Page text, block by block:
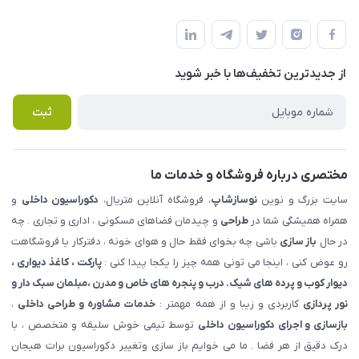
املاک مدنی - نوساز شاپ
لیست محصولات
درباره ما
قوانین و مقررات
حریم خصوصی
راهنما
پرسش های متداول
از جدید‌ترین تخفیف‌ها با‌ خبر شوید
ثبت
مختصری درباره فروشگاه و خدمات ما
سایت بزرگ و نویننوسازشاپ، فروشگاه آنلاین متریال، دکوراسیون داخلی و
همراه همیشگی شما درطراحی و چیدمان فضاهای مسکونی ، اداری و تجاری . چه
در حال باز سازی باشی چه بخوای فقط حال و هوای خونه ، دفترکار یا فروشگاهت
رو عوض کنی ، اینجا می تونی همه چیز را یکجا پیدا کنی :پارکت ، کاغذ دیواری ،
دیوار کوب و پرده های شیک. درب و پنجره های خاص و مدرن ،مبلمان سبک دار و
نور پردازی کاربردی و زیبا و از همه مهمتر : خدمات مشاوره و طراحی داخلی ،
بازسازی و اجرای دکوراسیون داخلی توسط تیمی خوش سلیقه و متخصص ، با
درک دقیق از هر فضا . ما می خوایم باز سازی وتغییر دکوراسیون برات هیجان